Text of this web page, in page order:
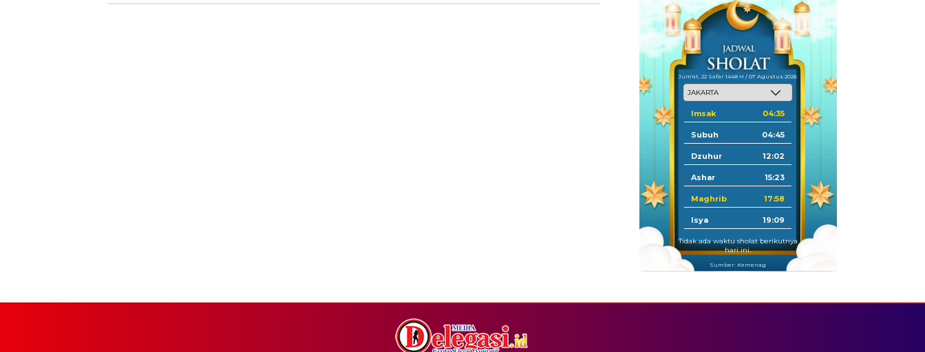
Jum'at, 22 Safar 1448 H / 07 Agustus 2026
Imsak 04:35
Subuh 04:45
Dzuhur 12:02
Ashar 15:23
Maghrib 17:58
Isya 19:09
Tidak ada waktu sholat berikutnya
hari ini.
Sumber: Kemenag